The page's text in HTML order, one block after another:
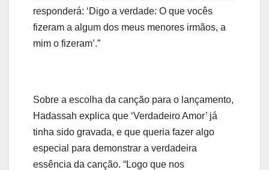
responderá: ‘Digo a verdade: O que vocês
fizeram a algum dos meus menores irmãos, a
mim o fizeram’.”
Sobre a escolha da canção para o lançamento,
Hadassah explica que ‘Verdadeiro Amor’ já
tinha sido gravada, e que queria fazer algo
especial para demonstrar a verdadeira
essência da canção. “Logo que nos